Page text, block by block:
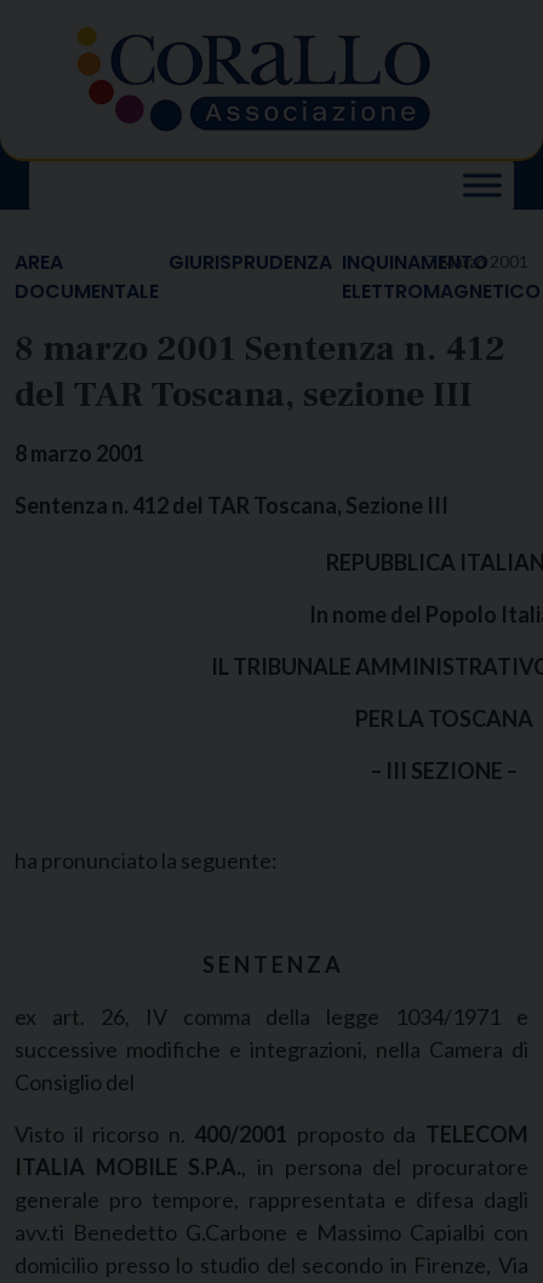
content
7 Marzo 2001
AREA
DOCUMENTALE
GIURISPRUDENZA INQUINAMENTO
ELETTROMAGNETICO
8 marzo 2001 Sentenza n. 412
del TAR Toscana, sezione III
8 marzo 2001
Sentenza n. 412 del TAR Toscana, Sezione III
REPUBBLICA
In nome del Popolo
IL TRIBUNALE
PER LA TOSCANA
– III SEZIONE –
ha pronunciato la seguente:
S E N T E N Z A
ex art. 26, IV comma della legge 1034/1971 e
successive modifiche e integrazioni, nella Camera di
Consiglio del
Visto il ricorso n. 400/2001 proposto da TELECOM
ITALIA MOBILE S.P.A., in persona del procuratore
generale pro tempore, rappresentata e difesa dagli
avv.ti Benedetto G.Carbone e Massimo Capialbi con
domicilio presso lo studio del secondo in Firenze, Via